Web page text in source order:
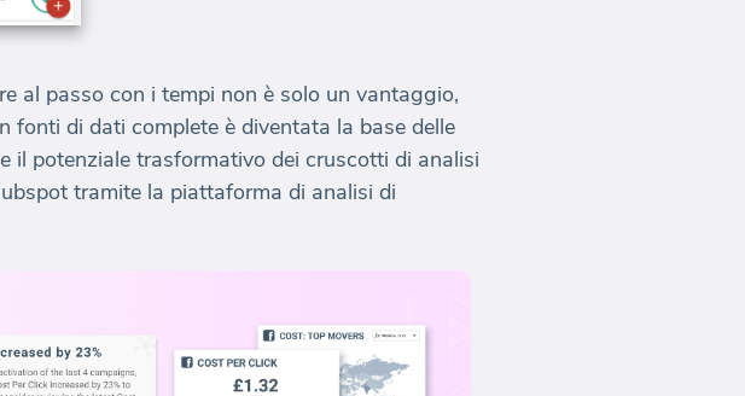
al passo con i tempi non è solo un vantaggio,
fonti di dati complete è diventata la base delle
il potenziale trasformativo dei cruscotti di analisi
tramite la piattaforma di analisi di